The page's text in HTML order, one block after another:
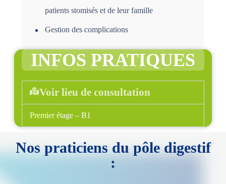
patients stomisés et de leur famille
Gestion des complications
INFOS PRATIQUES
Voir lieu de consultation
Premier étage – B1
Nos praticiens du pôle digestif
: